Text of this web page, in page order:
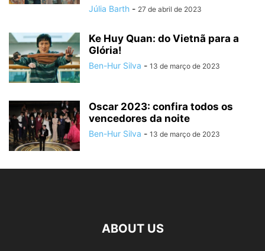
Júlia Barth - 27 de abril de 2023
Ke Huy Quan: do Vietnã para a
Glória!
Ben-Hur Silva - 13 de março de 2023
Oscar 2023: confira todos os
vencedores da noite
Ben-Hur Silva - 13 de março de 2023
ABOUT US